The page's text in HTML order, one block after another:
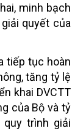
minh bạch
quyết của
tiếp tục hoàn
tăng tỷ lệ
khai DVCTT
của Bộ và tỷ
trình giải